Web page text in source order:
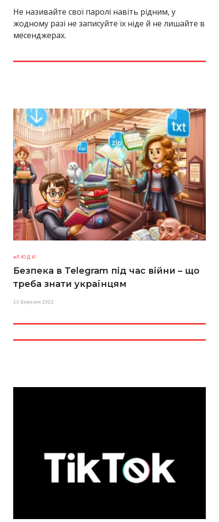
Не називайте свої паролі навіть рідним, у
жодному разі не записуйте їх ніде й не лишайте в
месенджерах.
ЛЮДИ
Безпека в Telegram під час війни – що
треба знати українцям
13 Березня 2022